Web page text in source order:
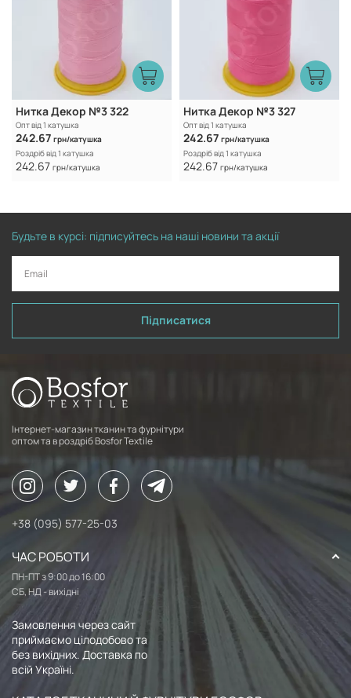
Нитка Декор №3 322
Опт від 1 катушка
242.67 грн/катушка
Роздріб від 1 катушка
242.67 грн/катушка
Нитка Декор №3 327
Опт від 1 катушка
242.67 грн/катушка
Роздріб від 1 катушка
242.67 грн/катушка
Будьте в курсі: підписуйтесь на наші новини та акції
Підписатися
Інтернет-магазин тканин та фурнітури
оптом та в роздріб Bosfor Textile
+38 (095) 577-25-03
ЧАС РОБОТИ
ПН-ПТ з 9:00 до 16:00
СБ, НД - вихідні
Замовлення через сайт
приймаємо цілодобово та
без вихідних. Доставка по
всій Україні.